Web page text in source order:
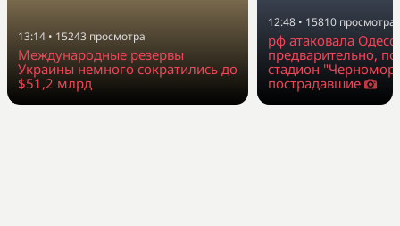
13:14 • 15243 просмотра
Международные резервы
Украины немного сократились до
$51,2 млрд
12:48 • 15810 просмотра
рф атаковала
предварительно,
стадион
пострадавшие